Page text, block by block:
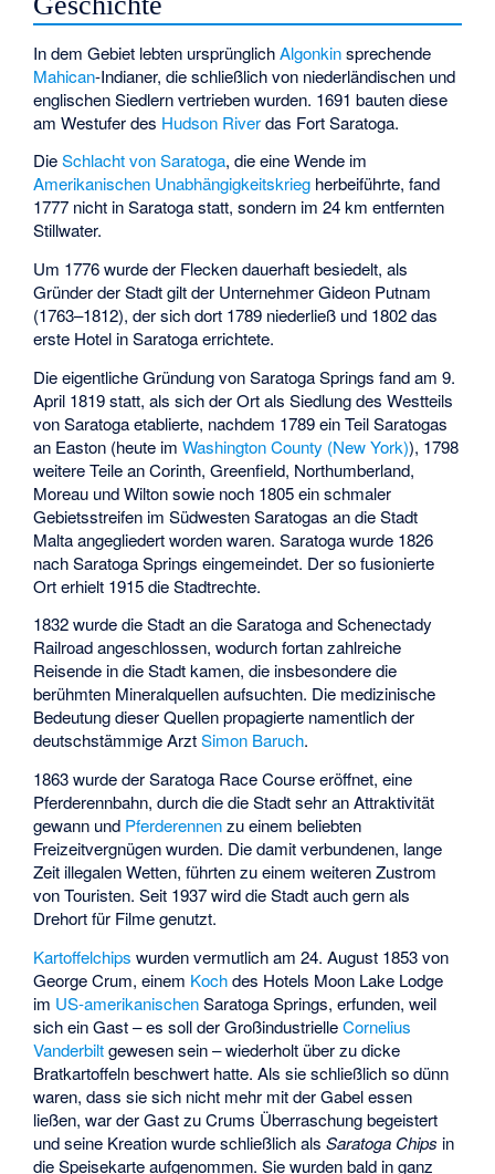
In dem Gebiet lebten ursprünglichAlgonkinsprechende
Mahican-Indianer, die schließlich von niederländischen und
englischen Siedlern vertrieben wurden. 1691 bauten diese
am Westufer des Hudson Riverdas Fort Saratoga.
DieSchlacht von Saratoga, die eine Wende im
Amerikanischen Unabhängigkeitskrieg herbeiführte, fand
1777 nicht in Saratoga statt, sondern im 24 km entfernten
Stillwater.
Um 1776 wurde der Flecken dauerhaft besiedelt, als
Gründer der Stadt gilt der UnternehmerGideon Putnam
(1763–1812), der sich dort 1789 niederließ und 1802 das
erste Hotel in Saratoga errichtete.
Die eigentliche Gründung von Saratoga Springs fand am 9.
April 1819 statt, als sich der Ort als Siedlung des Westteils
vonSaratogaetablierte, nachdem 1789 ein Teil Saratogas
an Easton (heute imWashington County (New York)), 1798
weitere Teile an Corinth, Greenfield, Northumberland,
Moreau und Wilton sowie noch 1805 ein schmaler
Gebietsstreifen im Südwesten Saratogas an die Stadt
Malta angegliedert worden waren. Saratoga wurde 1826
nach Saratoga Springs eingemeindet. Der so fusionierte
Ort erhielt 1915 die Stadtrechte.
1832 wurde die Stadt an dieSaratoga and Schenectady
Railroadangeschlossen, wodurch fortan zahlreiche
Reisende in die Stadt kamen, die insbesondere die
berühmten Mineralquellen aufsuchten. Die medizinische
Bedeutung dieser Quellen propagierte namentlich der
deutschstämmige ArztSimon Baruch.
1863 wurde derSaratoga Race Courseeröffnet, eine
Pferderennbahn, durch die die Stadt sehr an Attraktivität
gewann und Pferderennenzu einem beliebten
Freizeitvergnügen wurden. Die damit verbundenen, lange
Zeit illegalen Wetten, führten zu einem weiteren Zustrom
von Touristen. Seit 1937 wird die Stadt auch gern als
Drehort für Filme genutzt.
Kartoffelchips wurden vermutlich am 24. August 1853 von
George Crum, einem Kochdes Hotels Moon Lake Lodge
im US-amerikanischenSaratoga Springs, erfunden, weil
sich ein Gast – es soll der GroßindustrielleCornelius
Vanderbiltgewesen sein – wiederholt über zu dicke
Bratkartoffeln beschwert hatte. Als sie schließlich so dünn
waren, dass sie sich nicht mehr mit der Gabel essen
ließen, war der Gast zu Crums Überraschung begeistert
und seine Kreation wurde schließlich alsSaratoga Chips in
die Speisekarte aufgenommen. Sie wurden bald in ganz